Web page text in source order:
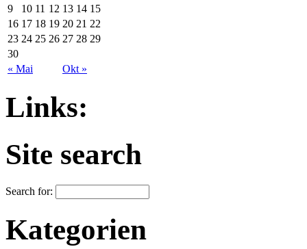
« Mai Okt »
9
10 11 12 13 14 15
16 17 18 19 20 21 22
23 24 25 26 27 28 29
30
Links:
Site search
Search for:
Kategorien